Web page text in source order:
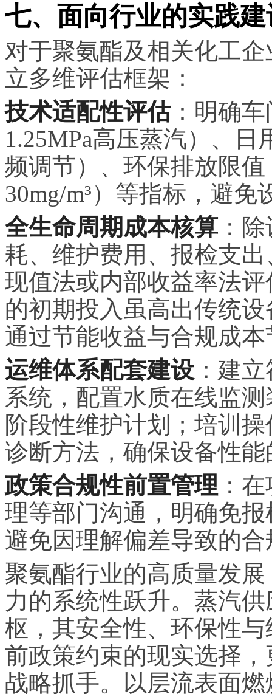
七、面向行业的实践建
对于聚氨酯及相关化工
立多维评估框架：
技术适配性评估：明确
1.25MPa高压蒸汽）、
频调节）、环保排放限
30mg/m³）等指标，避
全生命周期成本核算 ：
耗、维护费用、报检支
现值法或内部收益率法
的初期投入虽高出传统
通过节能收益与合规成
运维体系配套建设 ：建
系统，配置水质在线监
阶段性维护计划；培训
诊断方法，确保设备性
政策合规性前置管理 ：
理等部门沟通，明确免
避免因理解偏差导致的
聚氨酯行业的高质量发
力的系统性跃升。蒸汽
枢，其安全性、环保性
前政策约束的现实选择
战略抓手。以层流表面